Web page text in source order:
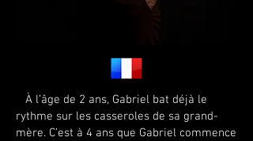
​ À l’âge de 2 ans, Gabriel bat déjà le
rythme sur les casseroles de sa grand-
mère. C’est à 4 ans que Gabriel commence